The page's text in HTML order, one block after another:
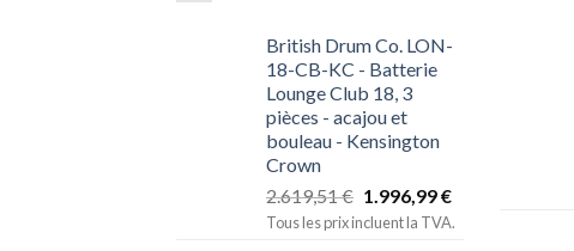
British Drum Co. LON-
18-CB-KC - Batterie
Lounge Club 18, 3
pièces - acajou et
bouleau - Kensington
Crown
2.619,51€ 1.996,99€
Tous les prix incluent la TVA.